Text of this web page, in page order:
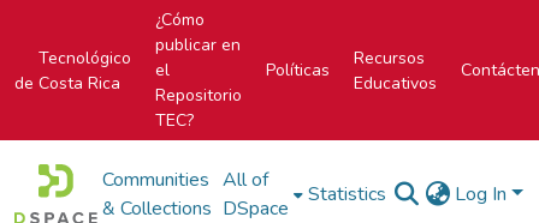
Tecnológico
de Costa Rica
¿Cómo
publicar en
el
Repositorio
TEC?
Políticas
Recursos
Educativos
Communities
& Collections
All of
DSpace
Statistics Log In